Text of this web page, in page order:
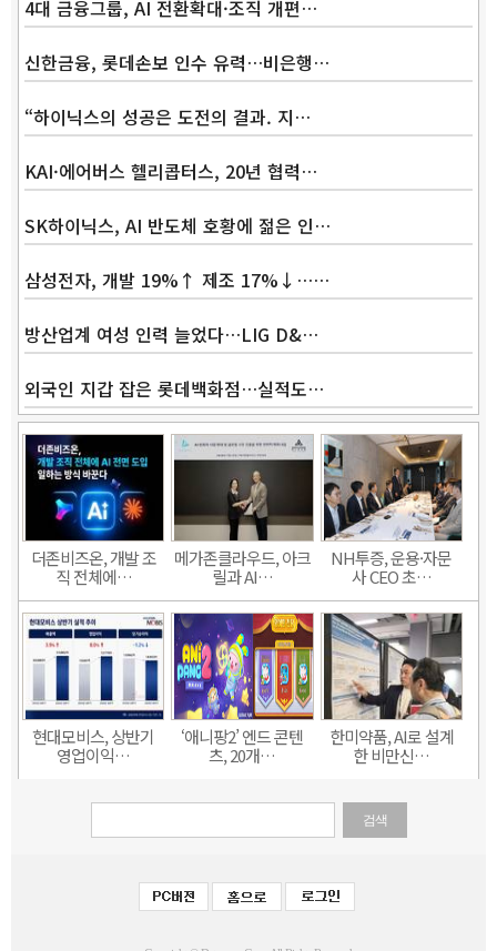
4대 금융그룹, AI 전환확대·조직 개편…
신한금융, 롯데손보 인수 유력…비은행…
“하이닉스의 성공은 도전의 결과. 지…
KAI·에어버스 헬리콥터스, 20년 협력…
SK하이닉스, AI 반도체 호황에 젊은 인…
삼성전자, 개발 19%↑ 제조 17%↓……
방산업계 여성 인력 늘었다…LIG D&…
외국인 지갑 잡은 롯데백화점…실적도…
더존비즈온, 개발 조
직 전체에…
메가존클라우드, 아크
릴과 AI…
NH투증, 운용·자문
사 CEO 초…
현대모비스, 상반기
영업이익…
‘애니팡2’ 엔드 콘텐
츠, 20개…
한미약품, AI로 설계
한 비만신…
검색